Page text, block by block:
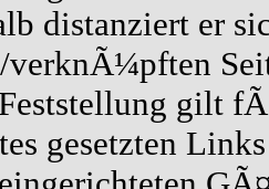
distanziert er
gilt
gesetzten